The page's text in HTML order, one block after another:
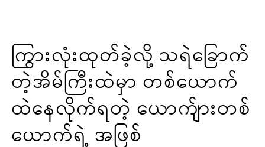
ကြွားလုံးထုတ်ခဲ့လို့ သရဲခြောက်
တဲ့အိမ်ကြီးထဲမှာ တစ်ယောက်
ထဲနေလိုက်ရတဲ့ ယောက်ျားတစ်
ယောက်ရဲ့ အဖြစ်